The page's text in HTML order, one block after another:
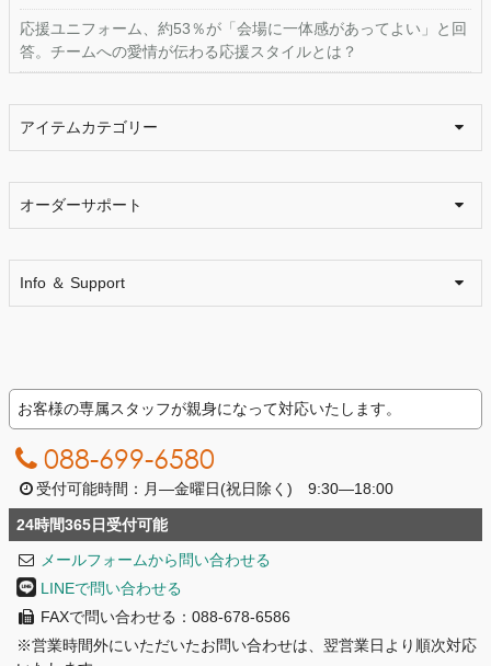
応援ユニフォーム、約53％が「会場に一体感があってよい」と回
答。チームへの愛情が伝わる応援スタイルとは？
アイテムカテゴリー
オーダーサポート
Info ＆ Support
お客様の専属スタッフが親身になって対応いたします。
088-699-6580
受付可能時間：月―金曜日(祝日除く) 9:30―18:00
24時間365日受付可能
メールフォームから問い合わせる
LINEで問い合わせる
FAXで問い合わせる：088-678-6586
※営業時間外にいただいたお問い合わせは、翌営業日より順次対応